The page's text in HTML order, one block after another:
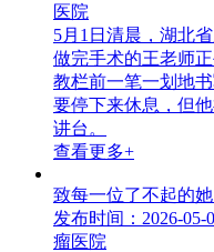
医院
5月1日清晨，湖北
做完手术的王老师
教栏前一笔一划地
要停下来休息，但
讲台。
查看更多+
致每一位了不起的
发布时间：2026-05-
瘤医院